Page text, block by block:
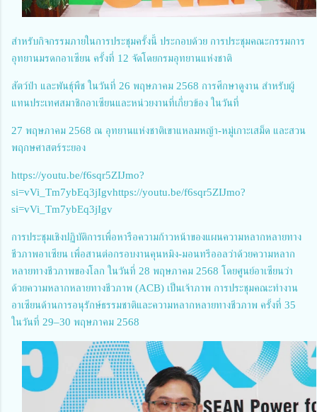
สำหรับกิจกรรมภายในการประชุมครั้งนี้ ประกอบด้วย การประชุมคณะกรรมการ
อุทยานมรดกอาเซียน ครั้งที่ 12 จัดโดยกรมอุทยานแห่งชาติ
สัตว์ป่า และพันธุ์พืช ในวันที่ 26 พฤษภาคม 2568 การศึกษาดูงาน สำหรับผู้
แทนประเทศสมาชิกอาเซียนและหน่วยงานที่เกี่ยวข้อง ในวันที่
27 พฤษภาคม 2568 ณ อุทยานแห่งชาติเขาแหลมหญ้า-หมู่เกาะเสม็ด และสวน
พฤกษศาสตร์ระยอง
https://youtu.be/f6sqr5ZIJmo?
si=vVi_Tm7ybEq3jIgvhttps://youtu.be/f6sqr5ZIJmo?
si=vVi_Tm7ybEq3jIgv
การประชุมเชิงปฏิบัติการเพื่อหารือความก้าวหน้าของแผนความหลากหลายทาง
ชีวภาพอาเซียน เพื่อสานต่อกรอบงานคุนหมิง-มอนทรีออลว่าด้วยความหลาก
หลายทางชีวภาพของโลก ในวันที่ 28 พฤษภาคม 2568 โดยศูนย์อาเซียนว่า
ด้วยความหลากหลายทางชีวภาพ (ACB) เป็นเจ้าภาพ การประชุมคณะทำงาน
อาเซียนด้านการอนุรักษ์ธรรมชาติและความหลากหลายทางชีวภาพ ครั้งที่ 35
ในวันที่ 29–30 พฤษภาคม 2568